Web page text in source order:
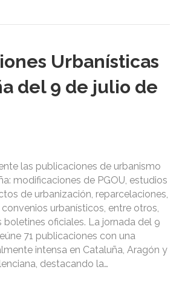
Urbanísticas
del 9 de julio de
las publicaciones de urbanismo
modificaciones de PGOU, estudios
de urbanización, reparcelaciones,
urbanísticos, entre otros,
boletines oficiales. La jornada del 9
71 publicaciones con una
intensa en Cataluña, Aragón y
destacando la…